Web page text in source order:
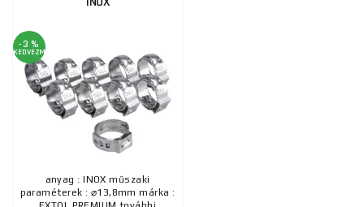
-3 %
KEDVEZMÉNY
anyag : INOX műszaki
paraméterek : ⌀13,8mm márka :